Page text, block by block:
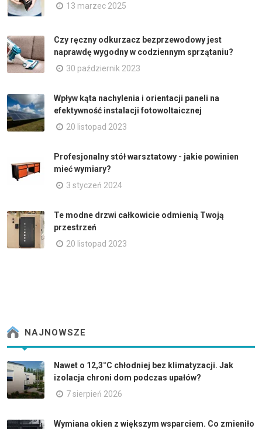
13 marzec 2025
Czy ręczny odkurzacz bezprzewodowy jest
naprawdę wygodny w codziennym sprzątaniu?
30 październik 2023
Wpływ kąta nachylenia i orientacji paneli na
efektywność instalacji fotowoltaicznej
20 listopad 2023
Profesjonalny stół warsztatowy - jakie powinien
mieć wymiary?
3 styczeń 2024
Te modne drzwi całkowicie odmienią Twoją
przestrzeń
20 listopad 2023
NAJNOWSZE
Nawet o 12,3°C chłodniej bez klimatyzacji. Jak
izolacja chroni dom podczas upałów?
7 sierpień 2026
Wymiana okien z większym wsparciem. Co zmieniło